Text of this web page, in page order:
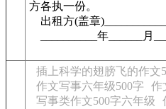
方各执一份。
出租方(盖章
__________年______月
插上科学的翅膀飞的作文
作文写事六年级500字
作
写事类作文500字六年级